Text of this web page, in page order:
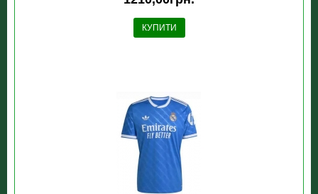
КУПИТИ